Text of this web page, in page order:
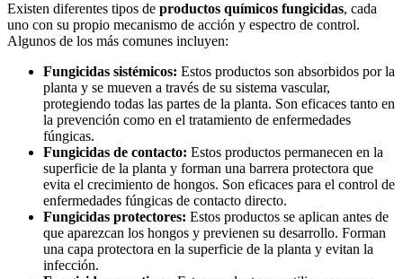
Existen diferentes tipos de productos químicos fungicidas, cada
uno con su propio mecanismo de acción y espectro de control.
Algunos de los más comunes incluyen:
Fungicidas sistémicos: Estos productos son absorbidos por la
planta y se mueven a través de su sistema vascular,
protegiendo todas las partes de la planta. Son eficaces tanto en
la prevención como en el tratamiento de enfermedades
fúngicas.
Fungicidas de contacto: Estos productos permanecen en la
superficie de la planta y forman una barrera protectora que
evita el crecimiento de hongos. Son eficaces para el control de
enfermedades fúngicas de contacto directo.
Fungicidas protectores: Estos productos se aplican antes de
que aparezcan los hongos y previenen su desarrollo. Forman
una capa protectora en la superficie de la planta y evitan la
infección.